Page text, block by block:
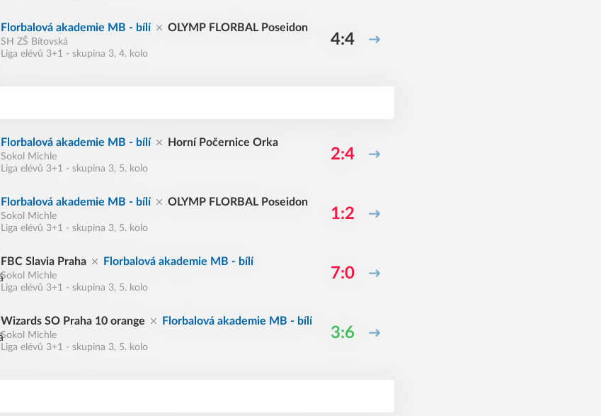
Florbalová akademie MB - bílí OLYMP FLORBAL Poseidon
SH ZŠ Bítovská
Liga elévů 3+1 - skupina 3, 4. kolo
4:4
Florbalová akademie MB - bílí Horní Počernice Orka
Sokol Michle
Liga elévů 3+1 - skupina 3, 5. kolo
2:4
Florbalová akademie MB - bílí OLYMP FLORBAL Poseidon
Sokol Michle
Liga elévů 3+1 - skupina 3, 5. kolo
1:2
FBC Slavia Praha Florbalová akademie MB - bílí
Sokol Michle
Liga elévů 3+1 - skupina 3, 5. kolo
7:0
Wizards SO Praha 10 orange Florbalová akademie MB - bílí
Sokol Michle
Liga elévů 3+1 - skupina 3, 5. kolo
3:6